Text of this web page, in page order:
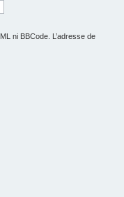
ni BBCode. L’adresse de